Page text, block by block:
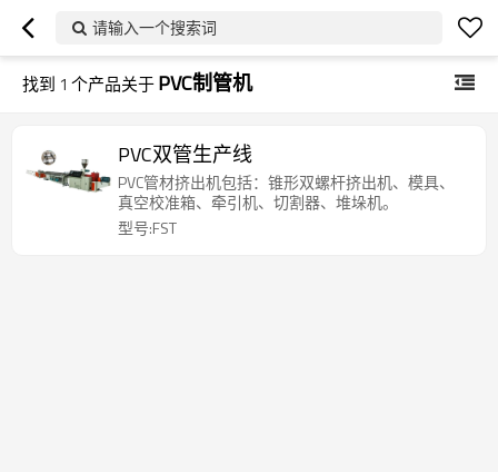
请输入一个搜索词
找到 1 个产品关于PVC制管机
PVC双管生产线
PVC管材挤出机包括：锥形双螺杆挤出机、模具、
真空校准箱、牵引机、切割器、堆垛机。
型号:FST